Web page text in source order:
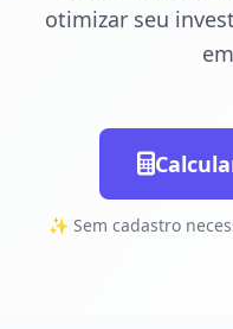
otimizar seu
✨ Sem cadastro